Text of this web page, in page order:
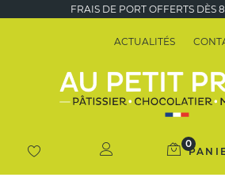
FRAIS DE PORT OFFERTS DÈS
ACTUALITÉS
0